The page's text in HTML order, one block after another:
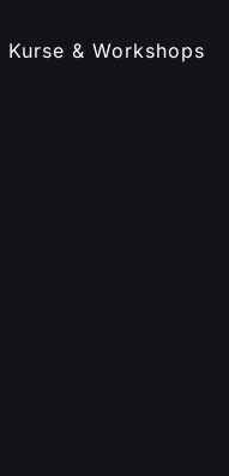
Kurse & Workshops